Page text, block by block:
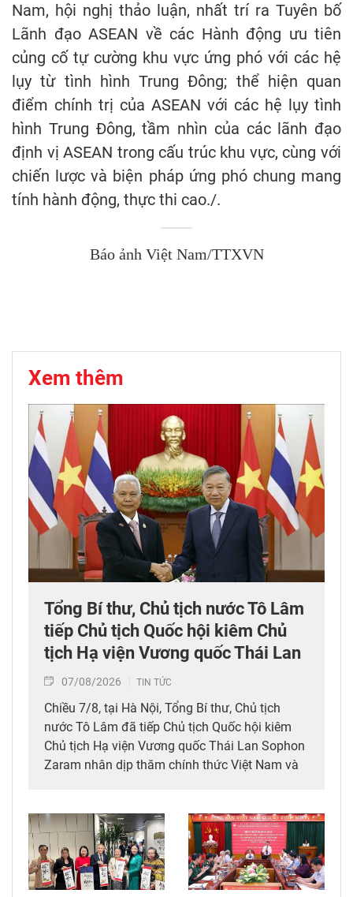
Nam, hội nghị thảo luận, nhất trí ra Tuyên bố
Lãnh đạo ASEAN về các Hành động ưu tiên
củng cố tự cường khu vực ứng phó với các hệ
lụy từ tình hình Trung Đông; thể hiện quan
điểm chính trị của ASEAN với các hệ lụy tình
hình Trung Đông, tầm nhìn của các lãnh đạo
định vị ASEAN trong cấu trúc khu vực, cùng với
chiến lược và biện pháp ứng phó chung mang
tính hành động, thực thi cao./.
Báo ảnh Việt Nam/TTXVN
Xem thêm
Tổng Bí thư, Chủ tịch nước Tô Lâm
tiếp Chủ tịch Quốc hội kiêm Chủ
tịch Hạ viện Vương quốc Thái Lan
07/08/2026 TIN TỨC
Chiều 7/8, tại Hà Nội, Tổng Bí thư, Chủ tịch
nước Tô Lâm đã tiếp Chủ tịch Quốc hội kiêm
Chủ tịch Hạ viện Vương quốc Thái Lan Sophon
Zaram nhân dịp thăm chính thức Việt Nam và
(6/8/1976 – 6/8/2026).